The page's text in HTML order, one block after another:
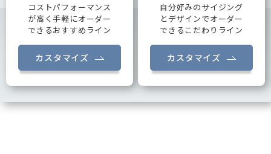
コストパフォーマンス
が高く手軽にオーダー
できるおすすめライン
カスタマイズ
自分好みのサイジング
とデザインでオーダー
できるこだわりライン
カスタマイズ